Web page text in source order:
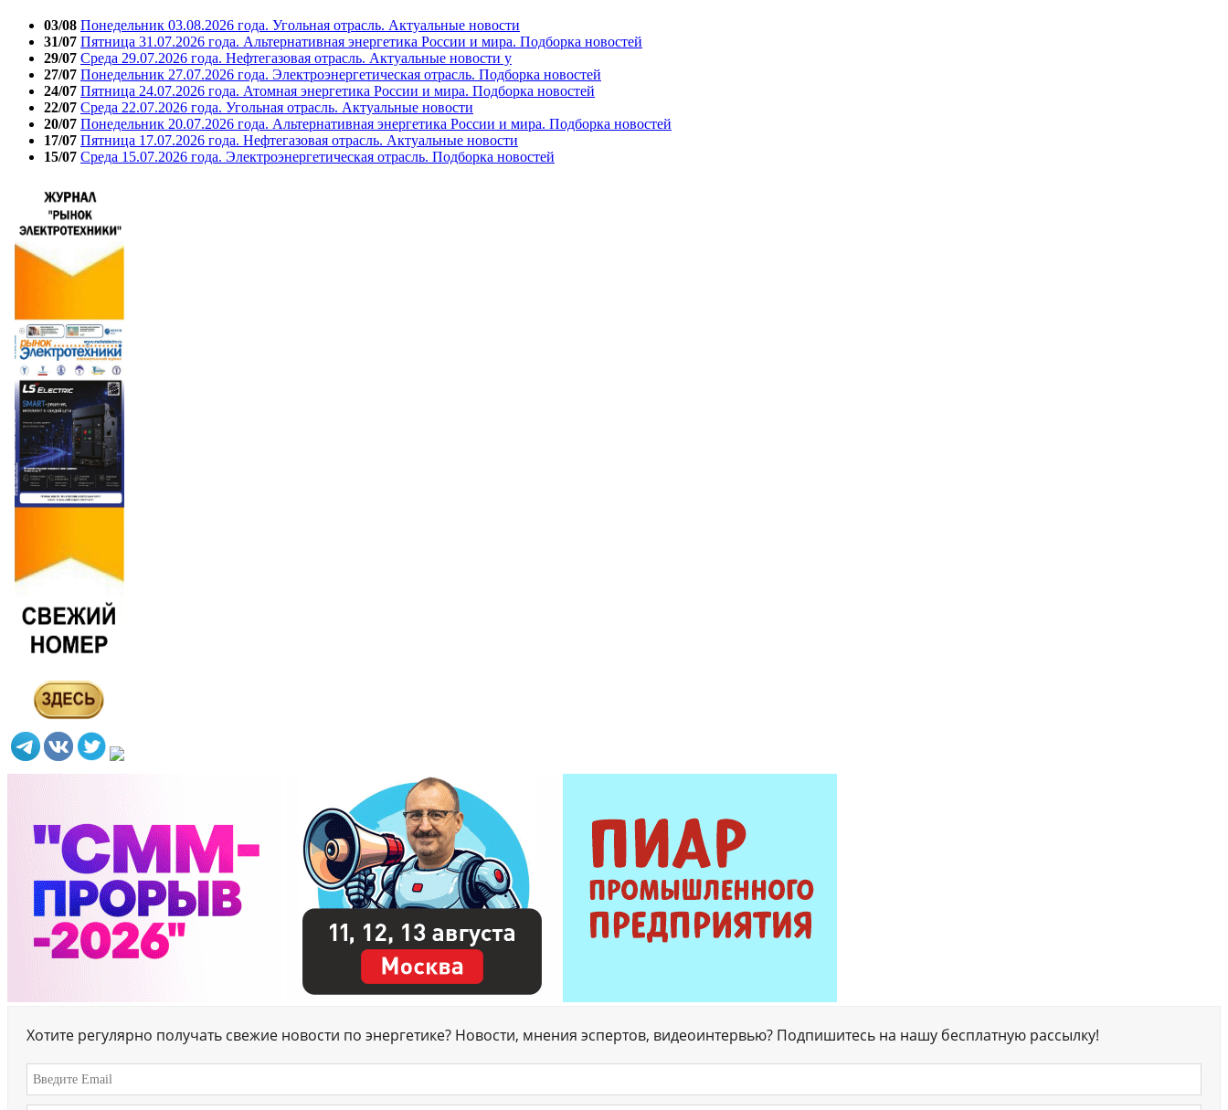
03/08 Понедельник 03.08.2026 года. Угольная отрасль. Актуальные новости
31/07 Пятница 31.07.2026 года. Альтернативная энергетика России и мира. Подборка новостей
29/07 Среда 29.07.2026 года. Нефтегазовая отрасль. Актуальные новости у
27/07 Понедельник 27.07.2026 года. Электроэнергетическая отрасль. Подборка новостей
24/07 Пятница 24.07.2026 года. Атомная энергетика России и мира. Подборка новостей
22/07 Среда 22.07.2026 года. Угольная отрасль. Актуальные новости
20/07 Понедельник 20.07.2026 года. Альтернативная энергетика России и мира. Подборка новостей
17/07 Пятница 17.07.2026 года. Нефтегазовая отрасль. Актуальные новости
15/07 Среда 15.07.2026 года. Электроэнергетическая отрасль. Подборка новостей
Хотите регулярно получать свежие новости по энергетике? Новости, мнения эспертов, видеоинтервью? Подпишитесь на нашу бесплатную рассылку!